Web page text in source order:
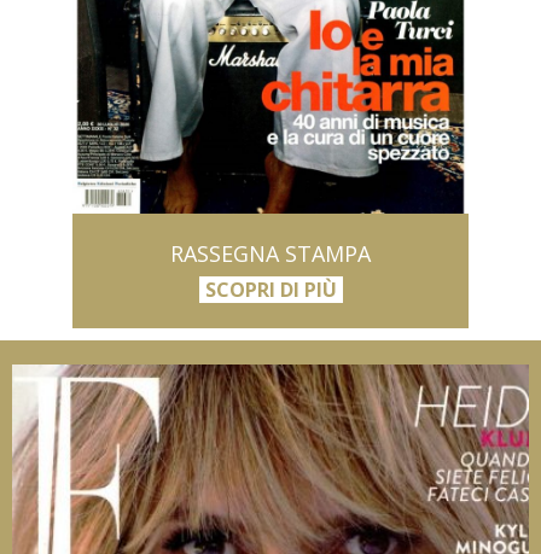
RASSEGNA STAMPA
SCOPRI DI PIÙ